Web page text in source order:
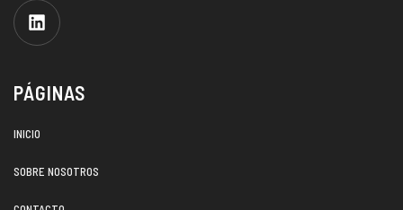
PÁGINAS
INICIO
SOBRE NOSOTROS